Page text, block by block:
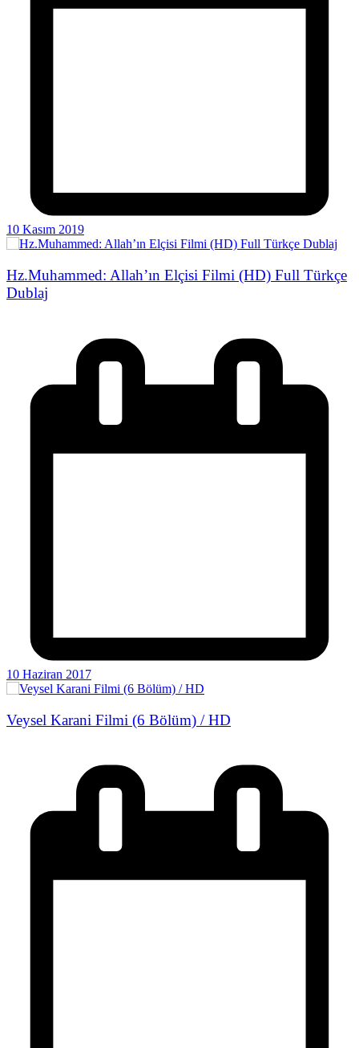
10 Kasım 2019
Hz.Muhammed: Allah’ın Elçisi Filmi (HD) Full Türkçe
Dublaj
10 Haziran 2017
Veysel Karani Filmi (6 Bölüm) / HD